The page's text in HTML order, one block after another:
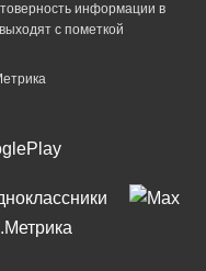
информации в
с пометкой